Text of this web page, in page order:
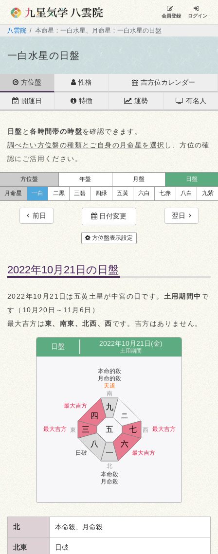
会員登録 ログイン
八雲院 本命星：一白水星、月命星：一白水星の日盤
一白水星の日盤
方位盤 性格 吉方位カレンダー
開運日 特徴 運勢 有名人
日盤 と各時間帯の時盤を確認できます。
調べたい方位盤の種類とご自身の月命星を選択 し、方位の確
認にご活用ください。
方位盤 年盤 月盤 日盤
月命星 一白 二黒 三碧 四緑 五黄 六白 七赤 八白 九紫
前日 日付変更 翌日
方位盤表示設定
2022年10月21日の日盤
2022年10月21日は五黄土星が中宮の日です。 土用期間中 で
す（10月20日～11月6日）
最大吉方は東、南東、北西、西です。吉方はありません。
日盤 2022年10月21日(金)
土用期間
最大吉方
本命的殺
月命的殺
天道
最大吉方 最大吉方
日破
本命殺
月命殺
最大吉方
南
北
東 西
一
ニ
三
四
五
六
七
八
九
北 本命殺、月命殺
北東 日破